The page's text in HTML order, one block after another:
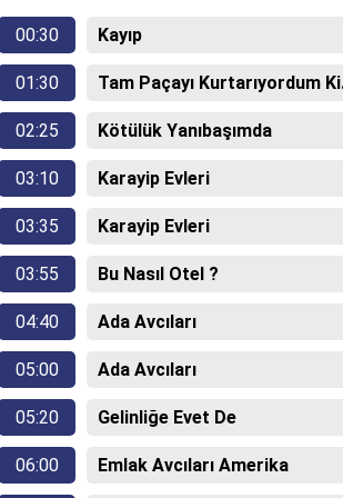
00:30 Kayıp
01:30 Tam Paçayı Kurtarıyordum
02:25 Kötülük Yanıbaşımda
03:10 Karayip Evleri
03:35 Karayip Evleri
03:55 Bu Nasıl Otel ?
04:40 Ada Avcıları
05:00 Ada Avcıları
05:20 Gelinliğe Evet De
06:00 Emlak Avcıları Amerika